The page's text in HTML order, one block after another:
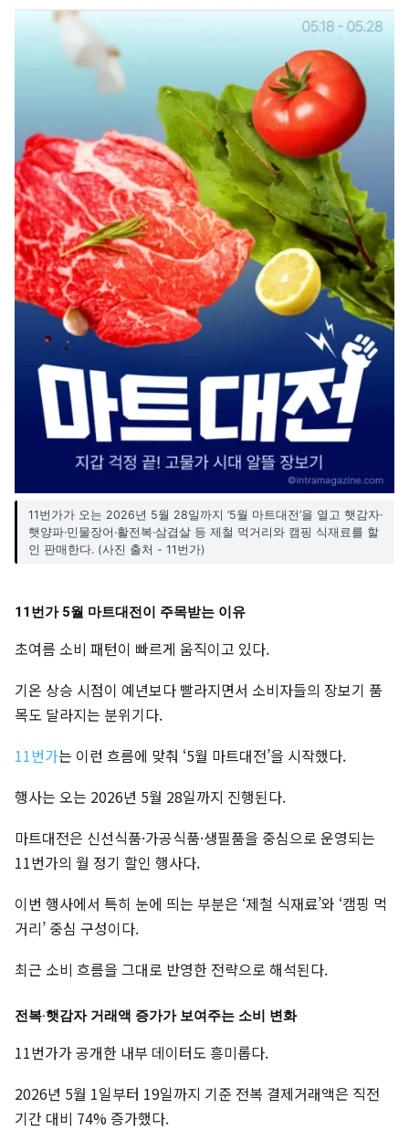
11번가가 오는 2026년 5월 28일까지 ‘5월 마트대전’을 열고 햇감자·
햇양파·민물장어·활전복·삼겹살 등 제철 먹거리와 캠핑 식재료를 할
인 판매한다. (사진 출처 - 11번가)
11번가 5월 마트대전이 주목받는 이유
초여름 소비 패턴이 빠르게 움직이고 있다.
기온 상승 시점이 예년보다 빨라지면서 소비자들의 장보기 품
목도 달라지는 분위기다.
11번가는 이런 흐름에 맞춰 ‘5월 마트대전’을 시작했다.
행사는 오는 2026년 5월 28일까지 진행된다.
마트대전은 신선식품·가공식품·생필품을 중심으로 운영되는
11번가의 월 정기 할인 행사다.
이번 행사에서 특히 눈에 띄는 부분은 ‘제철 식재료’와 ‘캠핑 먹
거리’ 중심 구성이다.
최근 소비 흐름을 그대로 반영한 전략으로 해석된다.
전복·햇감자 거래액 증가가 보여주는 소비 변화
11번가가 공개한 내부 데이터도 흥미롭다.
2026년 5월 1일부터 19일까지 기준 전복 결제거래액은 직전
기간 대비 74% 증가했다.